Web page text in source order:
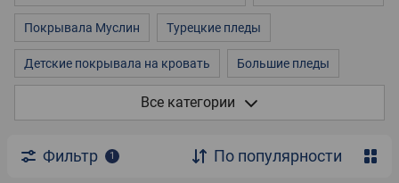
Покрывала Муслин Турецкие пледы
Детские покрывала на кровать Большие пледы
Покрывала на двуспальную кровать
Все категории
Фильтр 1 По популярности